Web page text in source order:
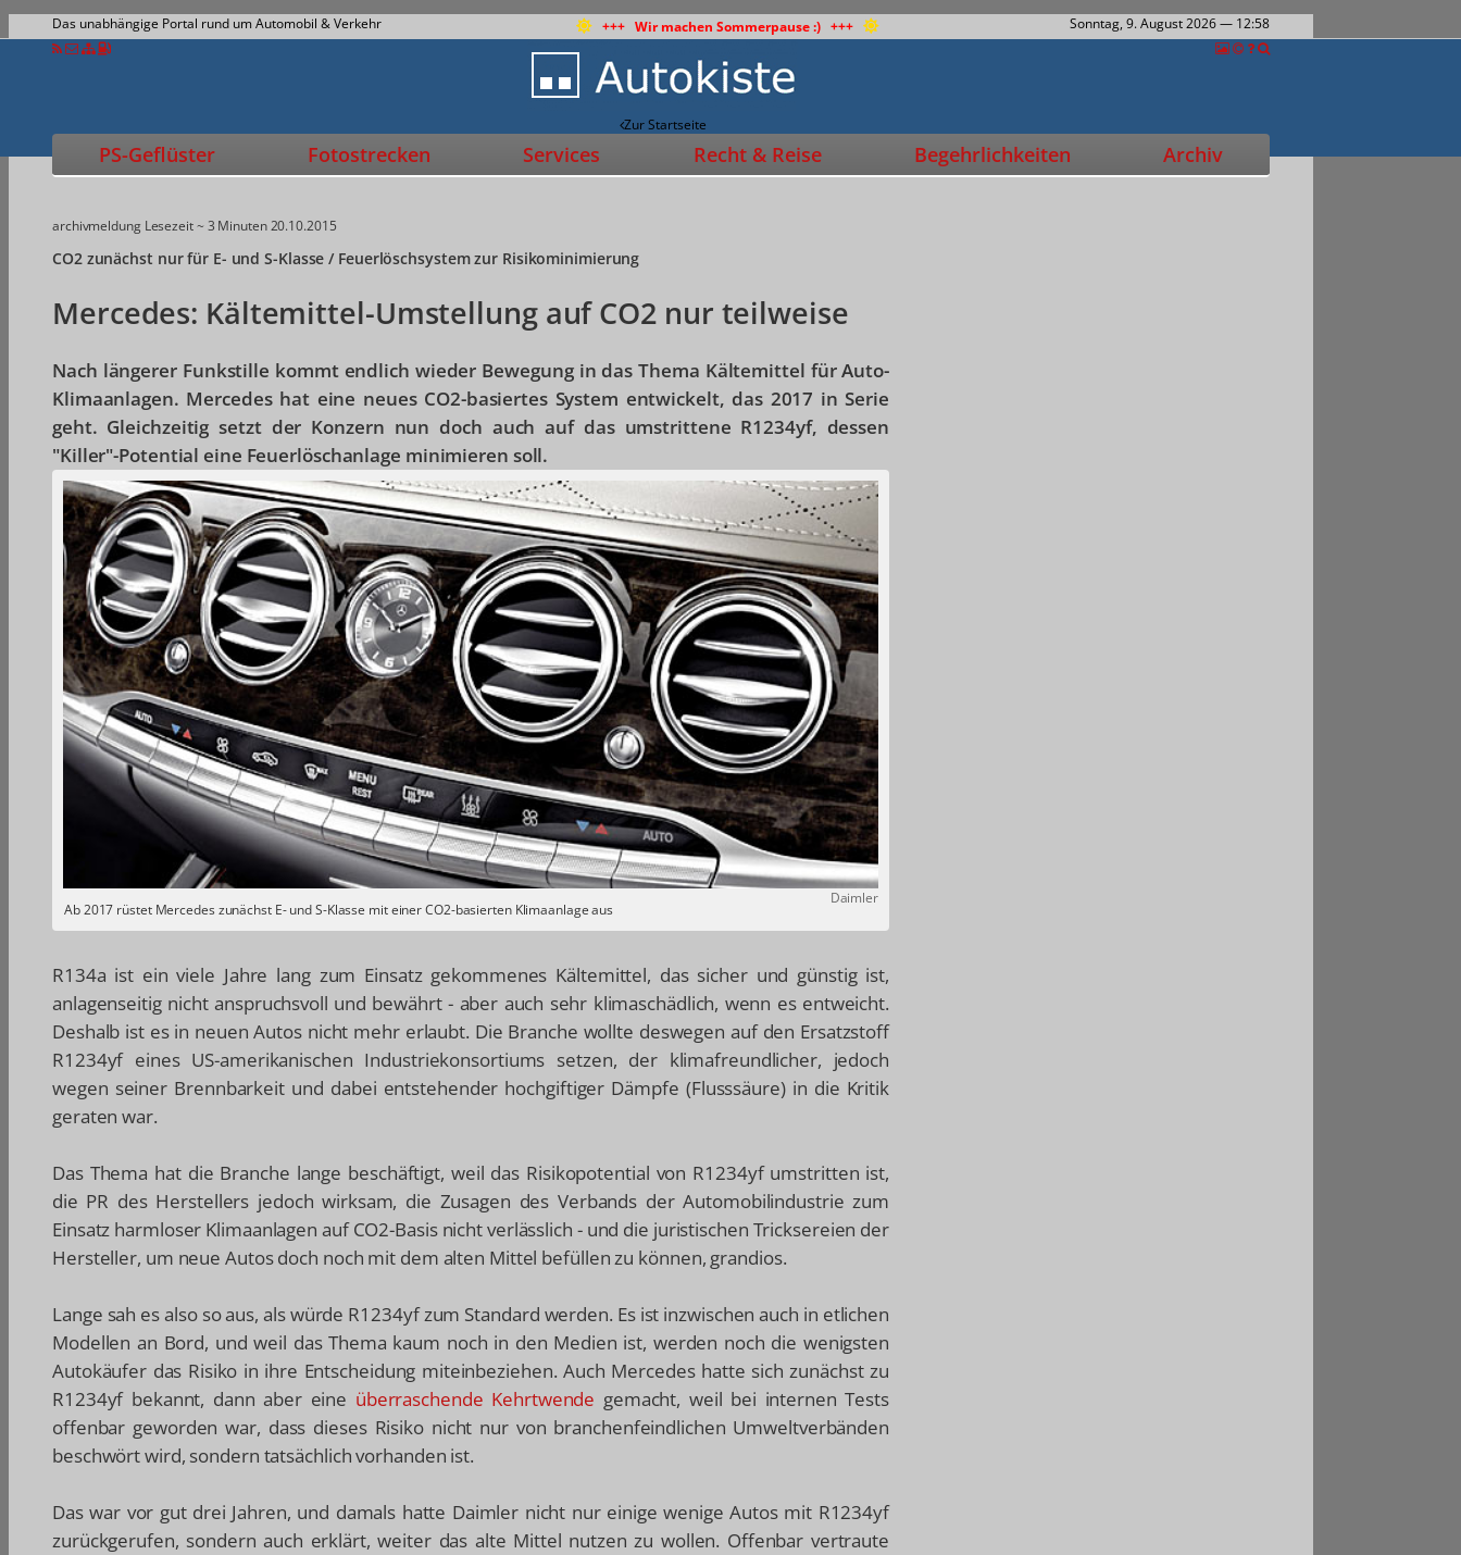
Das unabhängige Portal rund um Automobil & Verkehr +++ Wir machen Sommerpause :) +++ Sonntag, 9. August 2026— 12:58
Zur Startseite
PS-Geflüster Fotostrecken Services Recht & Reise Begehrlichkeiten Archiv
archivmeldung Lesezeit ~ 3 Minuten20.10.2015
CO2 zunächst nur für E- und S-Klasse / Feuerlöschsystem zur Risikominimierung
Mercedes: Kältemittel-Umstellung auf CO2 nur teilweise
Nach längerer Funkstille kommt endlich wieder Bewegung in das Thema Kältemittel für Auto-
Klimaanlagen. Mercedes hat eine neues CO2-basiertes System entwickelt, das 2017 in Serie
geht. Gleichzeitig setzt der Konzern nun doch auch auf das umstrittene R1234yf, dessen
"Killer"-Potential eine Feuerlöschanlage minimieren soll.
Daimler
Ab 2017 rüstet Mercedes zunächst E- und S-Klasse mit einer CO2-basierten Klimaanlage aus
R134a ist ein viele Jahre lang zum Einsatz gekommenes Kältemittel, das sicher und günstig ist,
anlagenseitig nicht anspruchsvoll und bewährt - aber auch sehr klimaschädlich, wenn es entweicht.
Deshalb ist es in neuen Autos nicht mehr erlaubt. Die Branche wollte deswegen auf den Ersatzstoff
R1234yf eines US-amerikanischen Industriekonsortiums setzen, der klimafreundlicher, jedoch
wegen seiner Brennbarkeit und dabei entstehender hochgiftiger Dämpfe (Flusssäure) in die Kritik
geraten war.
Das Thema hat die Branche lange beschäftigt, weil das Risikopotential von R1234yf umstritten ist,
die PR des Herstellers jedoch wirksam, die Zusagen des Verbands der Automobilindustrie zum
Einsatz harmloser Klimaanlagen auf CO2-Basis nicht verlässlich - und die juristischen Tricksereien der
Hersteller, um neue Autos doch noch mit dem alten Mittel befüllen zu können, grandios.
Lange sah es also so aus, als würde R1234yf zum Standard werden. Es ist inzwischen auch in etlichen
Modellen an Bord, und weil das Thema kaum noch in den Medien ist, werden noch die wenigsten
Autokäufer das Risiko in ihre Entscheidung miteinbeziehen. Auch Mercedes hatte sich zunächst zu
R1234yf bekannt, dann aber eine überraschende Kehrtwende gemacht, weil bei internen Tests
offenbar geworden war, dass dieses Risiko nicht nur von branchenfeindlichen Umweltverbänden
beschwört wird, sondern tatsächlich vorhanden ist.
Das war vor gut drei Jahren, und damals hatte Daimler nicht nur einige wenige Autos mit R1234yf
zurückgerufen, sondern auch erklärt, weiter das alte Mittel nutzen zu wollen. Offenbar vertraute